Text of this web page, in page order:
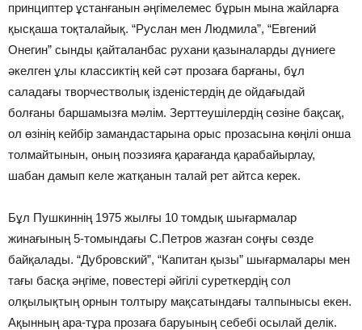
принциптер ұстанғанын әңгі­мелемес бұрын мына жайларға
қысқаша тоқталайық. “Руслан мен Людмила”, “Евгений
Онегин” сынды қайталанбас рухани қазыналарды дүниеге
әкелген ұлы классиктің кей сәт прозаға барғаны, бұл
саладағы творчестволық ізденістердің де ойдағыдай
болғаны баршамызға мәлім. Зерттеушілердің сөзіне бақсақ,
ол өзінің кейбір замандастарына орыс прозасына көңілі онша
толмайтынын, оның поэзияға қарағанда қарабайырлау,
шабан дамып келе жатқанын талай рет айтса керек.
Бұл Пушкиннің 1975 жылғы 10 томдық шығармалар
жинағының 5-томындағы С.Петров жазған соңғы сөзде
байқалады. “Дубровский”, “Капитан қызы” шығармалары мен
тағы басқа әңгіме, повестері әйгілі суреткердің сол
олқылықтың орнын толтыру мақсатындағы талпынысы екен.
Ақынның ара-тұра прозаға баруының себебі осылай делік.